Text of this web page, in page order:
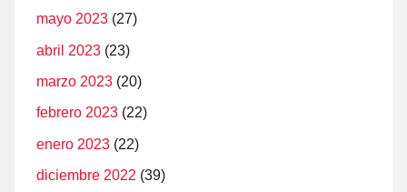
mayo 2023 (27)
abril 2023 (23)
marzo 2023 (20)
febrero 2023 (22)
enero 2023 (22)
diciembre 2022 (39)